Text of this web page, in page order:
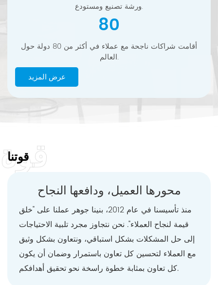
ورشة تصنيع ومستودع.
80
أقامت شراكات ناجحة مع عملاء في أكثر من 80 دولة حول
العالم.
عرض المزيد
قوة
قوتنا
محورها العميل، ودافعها النجاح
منذ تأسيسنا في عام 2012، بنينا جوهر عملنا على "خلق
قيمة لنجاح العملاء". نحن نتجاوز مجرد تلبية الاحتياجات
إلى حل المشكلات بشكل استباقي، ونتعاون بشكل وثيق
مع العملاء لتحسين كل تعاون باستمرار وضمان أن يكون
كل تعاون بمثابة خطوة راسخة نحو تحقيق أهدافكم.